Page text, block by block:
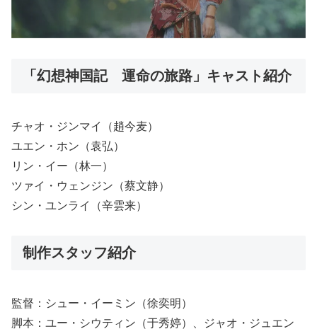
「幻想神国記 運命の旅路」キャスト紹介
チャオ・ジンマイ（趙今麦）
ユエン・ホン（袁弘）
リン・イー（林一）
ツァイ・ウェンジン（蔡文静）
シン・ユンライ（辛雲来）
制作スタッフ紹介
監督：シュー・イーミン（徐奕明）
脚本：ユー・シウティン（于秀婷）、ジャオ・ジュエン